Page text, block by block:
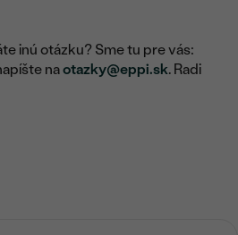
inú otázku? Sme tu pre vás:
naotazky@eppi.sk. Radi